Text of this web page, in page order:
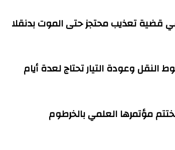
النقل وعودة التيار تحتاج لعدة أيام
مؤتمرها العلمي بالخرطوم